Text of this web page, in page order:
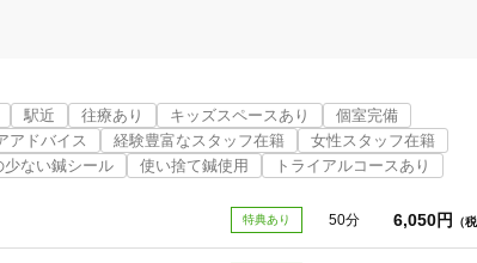
) 駅近 往療あり キッズスペースあり
個室完備
アドバイス 経験豊富なスタッフ在籍
女性スタッフ在籍
少ない鍼シール 使い捨て鍼使用 トライアルコースあり
特典あり 50分 6,050円 （